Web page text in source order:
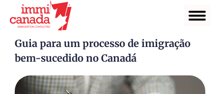
Guia para um processo de imigração
bem-sucedido no Canadá